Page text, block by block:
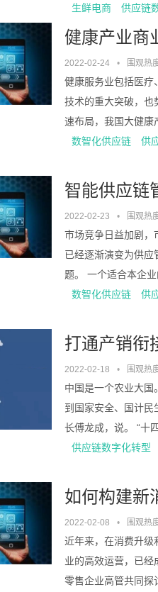
生鲜电商
供应链
健康产业商
2022-02-24 • 围观热
健康服务业包括医疗
技术的重大突破，也
速布局，我国大健康
数智化供应链
供
智能供应链
2022-02-23 • 围观热
市场竞争日益加剧，
已经逐渐演变为供应
题。 一个适合本企
数智化供应链
供
打通产销衔
2022-02-18 • 围观热
中国是一个农业大
到国家安全、国计民
长傅龙成，说。 “十
供应链数字化转型
如何构建新
2022-02-08 • 围观热
近年来，在消费升级
业的高效运营，已经
零售企业高管共同探